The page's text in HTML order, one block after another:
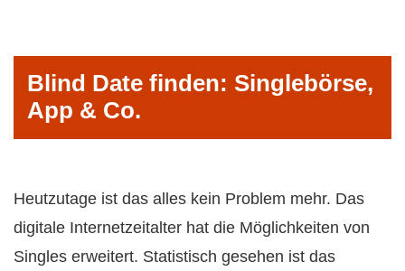
Blind Date finden: Singlebörse,
App & Co.
Heutzutage ist das alles kein Problem mehr. Das
digitale Internetzeitalter hat die Möglichkeiten von
Singles erweitert. Statistisch gesehen ist das